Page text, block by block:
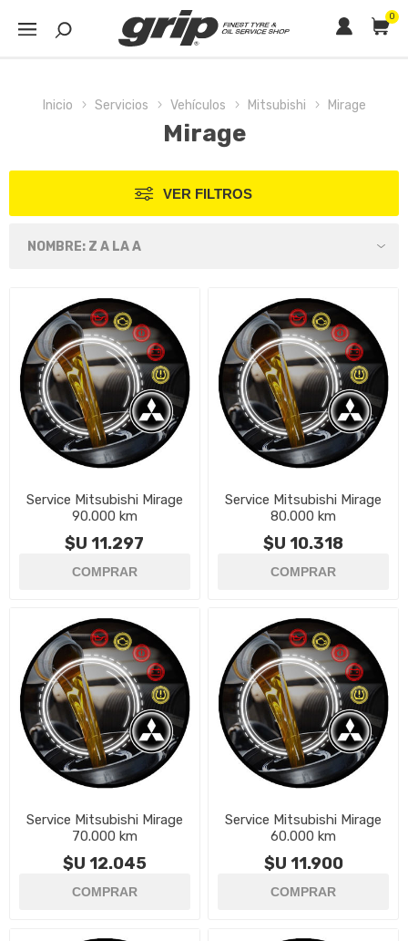
0
Inicio Servicios Vehículos Mitsubishi Mirage
Mirage
VER FILTROS
Service Mitsubishi Mirage
90.000 km
$U 11.297
Service Mitsubishi Mirage
80.000 km
$U 10.318
Service Mitsubishi Mirage
70.000 km
$U 12.045
Service Mitsubishi Mirage
60.000 km
$U 11.900